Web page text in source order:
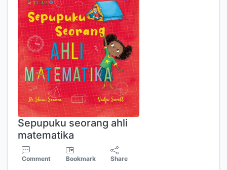
Sepupuku seorang ahli
matematika
Comment Bookmark Share